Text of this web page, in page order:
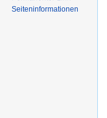
Seiten­informationen